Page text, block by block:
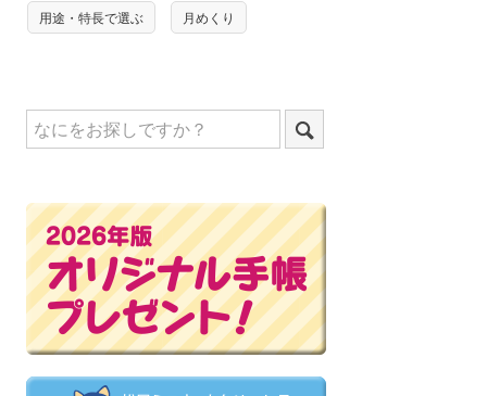
用途・特長で選ぶ 月めくり